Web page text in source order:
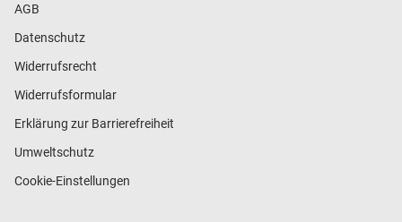
AGB
Datenschutz
Widerrufsrecht
Widerrufsformular
Erklärung zur Barrierefreiheit
Umweltschutz
Cookie-Einstellungen